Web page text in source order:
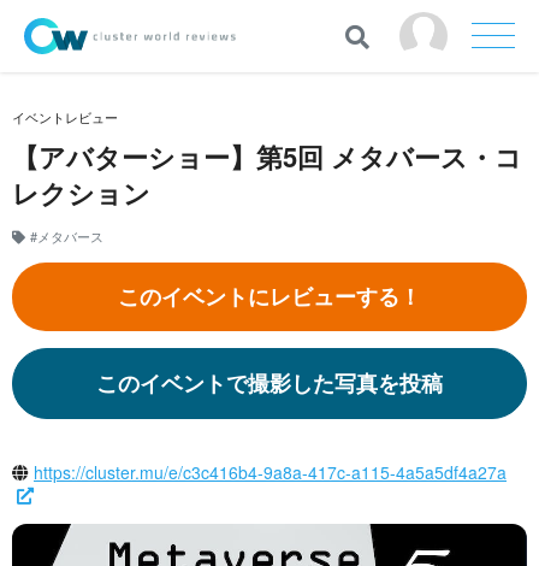
イベントレビュー
【アバターショー】第5回 メタバース・コ
レクション
#メタバース
このイベントにレビューする！
このイベントで撮影した写真を投稿
https://cluster.mu/e/c3c416b4-9a8a-417c-a115-4a5a5df4a27a